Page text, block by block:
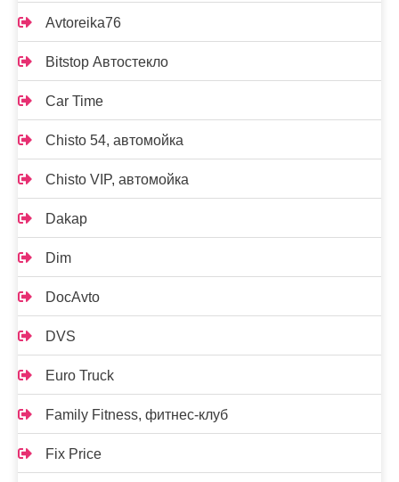
Avtoreika76
Bitstop Автостекло
Car Time
Chisto 54, автомойка
Chisto VIP, автомойка
Dakap
Dim
DocAvto
DVS
Euro Truck
Family Fitness, фитнес-клуб
Fix Price